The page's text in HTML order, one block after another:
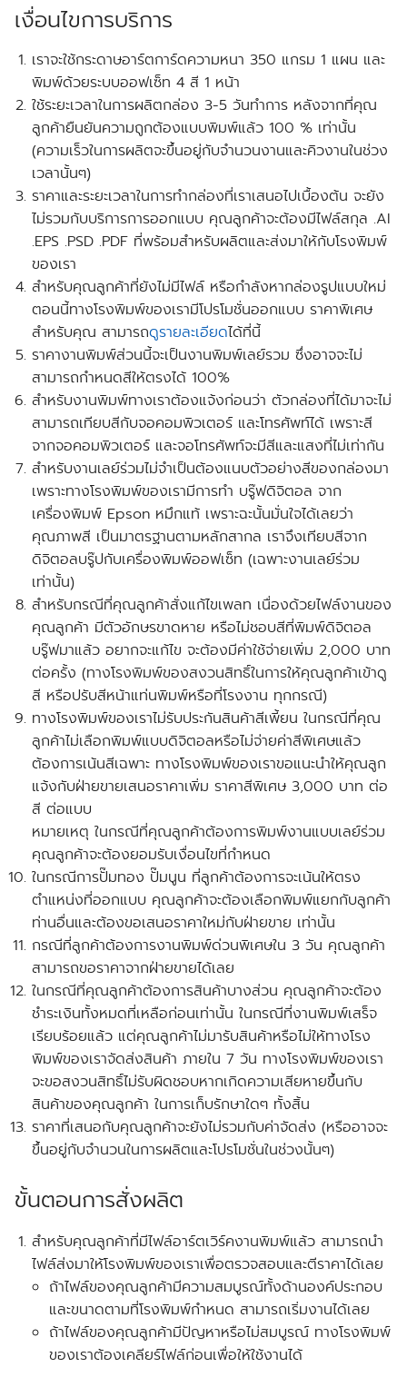
เงื่อนไขการบริการ
เราจะใช้กระดาษอาร์ตการ์ดความหนา 350 แกรม 1 แผน และ
พิมพ์ด้วยระบบออฟเซ็ท 4 สี 1 หน้า
ใช้ระยะเวลาในการผลิตกล่อง 3-5 วันทำการ หลังจากที่คุณ
ลูกค้ายืนยันความถูกต้องแบบพิมพ์แล้ว 100 % เท่านั้น
(ความเร็วในการผลิตจะขึ้นอยู่กับจำนวนงานและคิวงานในช่วง
เวลานั้นๆ)
ราคาและระยะเวลาในการทำกล่องที่เราเสนอไปเบื้องต้น จะยัง
ไม่รวมกับบริการการออกแบบ คุณลูกค้าจะต้องมีไฟล์สกุล .AI
.EPS .PSD .PDF ที่พร้อมสำหรับผลิตและส่งมาให้กับโรงพิมพ์
ของเรา
สำหรับคุณลูกค้าที่ยังไม่มีไฟล์ หรือกำลังหากล่องรูปแบบใหม่
ตอนนี้ทางโรงพิมพ์ของเรามีโปรโมชั่นออกแบบ ราคาพิเศษ
สำหรับคุณ สามารถดูรายละเอียดได้ที่นี้
ราคางานพิมพ์ส่วนนี้จะเป็นงานพิมพ์เลย์รวม ซึ่งอาจจะไม่
สามารถกำหนดสีให้ตรงได้ 100%
สำหรับงานพิมพ์ทางเราต้องแจ้งก่อนว่า ตัวกล่องที่ได้มาจะไม่
สามารถเทียบสีกับจอคอมพิวเตอร์ และโทรศัพท์ได้ เพราะสี
จากจอคอมพิวเตอร์ และจอโทรศัพท์จะมีสีและแสงที่ไม่เท่ากัน
สำหรับงานเลย์ร่วมไม่จำเป็นต้องแนบตัวอย่างสีของกล่องมา
เพราะทางโรงพิมพ์ของเรามีการทำ บรู๊ฟดิจิตอล จาก
เครื่องพิมพ์ Epson หมึกแท้ เพราะฉะนั้นมั่นใจได้เลยว่า
คุณภาพสี เป็นมาตรฐานตามหลักสากล เราจึงเทียบสีจาก
ดิจิตอลบรู๊ปกับเครื่องพิมพ์ออฟเซ็ท (เฉพาะงานเลย์ร่วม
เท่านั้น)
สำหรับกรณีที่คุณลูกค้าสั่งแก้ไขเพลท เนื่องด้วยไฟล์งานของ
คุณลูกค้า มีตัวอักษรขาดหาย หรือไม่ชอบสีที่พิมพ์ดิจิตอล
บรู๊ฟมาแล้ว อยากจะแก้ไข จะต้องมีค่าใช้จ่ายเพิ่ม 2,000 บาท
ต่อครั้ง(ทางโรงพิมพ์ของสงวนสิทธิ์ในการให้คุณลูกค้าเข้าดู
สี หรือปรับสีหน้าแท่นพิมพ์หรือที่โรงงาน ทุกกรณี)
ทางโรงพิมพ์ของเราไม่รับประกันสินค้าสีเพี้ยน ในกรณีที่คุณ
ลูกค้าไม่เลือกพิมพ์แบบดิจิตอลหรือไม่จ่ายค่าสีพิเศษแล้ว
ต้องการเน้นสีเฉพาะ ทางโรงพิมพ์ของเราขอแนะนำให้คุณลูก
แจ้งกับฝ่ายขายเสนอราคาเพิ่ม ราคาสีพิเศษ 3,000 บาท ต่อ
สี ต่อแบบ
หมายเหตุ ในกรณีที่คุณลูกค้าต้องการพิมพ์งานแบบเลย์ร่วม
คุณลูกค้าจะต้องยอมรับเงื่อนไขที่กำหนด
ในกรณีการปั๊มทอง ปั๊มนูน ที่ลูกค้าต้องการจะเน้นให้ตรง
ตำแหน่งที่ออกแบบ คุณลูกค้าจะต้องเลือกพิมพ์แยกกับลูกค้า
ท่านอื่นและต้องขอเสนอราคาใหม่กับฝ่ายขาย เท่านั้น
กรณีที่ลูกค้าต้องการงานพิมพ์ด่วนพิเศษใน 3 วัน คุณลูกค้า
สามารถขอราคาจากฝ่ายขายได้เลย
ในกรณีที่คุณลูกค้าต้องการสินค้าบางส่วน คุณลูกค้าจะต้อง
ชำระเงินทั้งหมดที่เหลือก่อนเท่านั้น ในกรณีที่งานพิมพ์เสร็จ
เรียบร้อยแล้ว แต่คุณลูกค้าไม่มารับสินค้าหรือไม่ให้ทางโรง
พิมพ์ของเราจัดส่งสินค้า ภายใน 7 วัน ทางโรงพิมพ์ของเรา
จะขอสงวนสิทธิ์ไม่รับผิดชอบหากเกิดความเสียหายขึ้นกับ
สินค้าของคุณลูกค้า ในการเก็บรักษาใดๆ ทั้งสิ้น
ราคาที่เสนอกับคุณลูกค้าจะยังไม่รวมกับค่าจัดส่ง(หรืออาจจะ
ขึ้นอยู่กับจำนวนในการผลิตและโปรโมชั่นในช่วงนั้นๆ)
ขั้นตอนการสั่งผลิต
สำหรับคุณลูกค้าที่มีไฟล์อาร์ตเวิร์คงานพิมพ์แล้ว สามารถนำ
ไฟล์ส่งมาให้โรงพิมพ์ของเราเพื่อตรวจสอบและตีราคาได้เลย
ถ้าไฟล์ของคุณลูกค้ามีความสมบูรณ์ทั้งด้านองค์ประกอบ
และขนาดตามที่โรงพิมพ์กำหนด สามารถเริ่มงานได้เลย
ถ้าไฟล์ของคุณลูกค้ามีปัญหาหรือไม่สมบูรณ์ ทางโรงพิมพ์
ของเราต้องเคลียร์ไฟล์ก่อนเพื่อให้ใช้งานได้